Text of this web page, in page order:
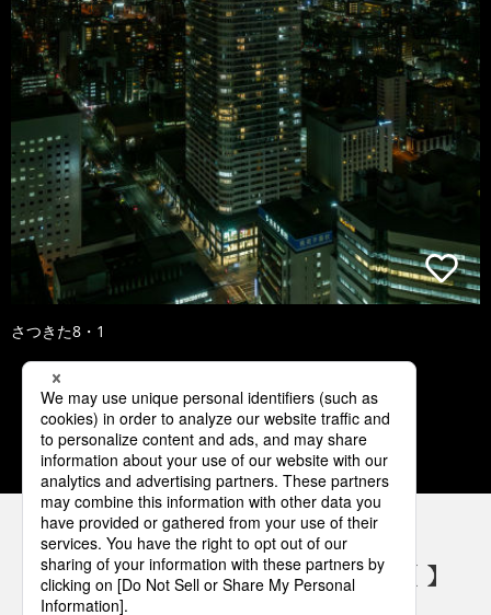
さつきた8・1
1 2 3 4 5
パナソニックの電気設備 SNSアカウント